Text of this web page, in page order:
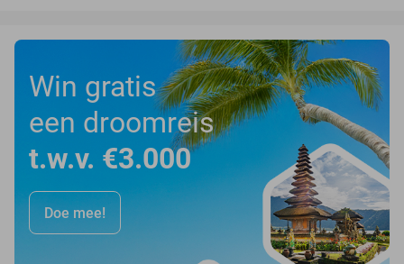
Win gratis
een droomreis
t.w.v. €3.000
Doe mee!